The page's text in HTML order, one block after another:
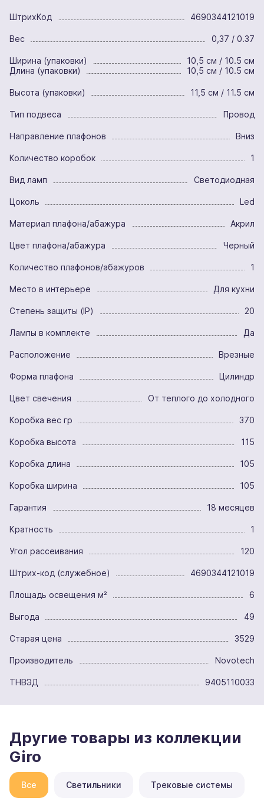
ШтрихКод 4690344121019
Вес 0,37 / 0.37
Ширина (упаковки)
10,5 см / 10.5 см
Длина (упаковки)
10,5 см / 10.5 см
Высота (упаковки) 11,5 см / 11.5 см
Тип подвеса Провод
Направление плафонов Вниз
Количество коробок 1
Вид ламп Светодиодная
Цоколь Led
Материал плафона/абажура Акрил
Цвет плафона/абажура Черный
Количество плафонов/абажуров 1
Место в интерьере Для кухни
Степень защиты (IP) 20
Лампы в комплекте Да
Расположение Врезные
Форма плафона Цилиндр
Цвет свечения От теплого до холодного
Коробка вес гр 370
Коробка высота 115
Коробка длина 105
Коробка ширина 105
Гарантия 18 месяцев
Кратность 1
Угол рассеивания 120
Штрих-код (служебное) 4690344121019
Площадь освещения м² 6
Выгода 49
Старая цена 3529
Производитель Novotech
ТНВЭД 9405110033
Другие товары из коллекции
Giro
Все Светильники Трековые системы